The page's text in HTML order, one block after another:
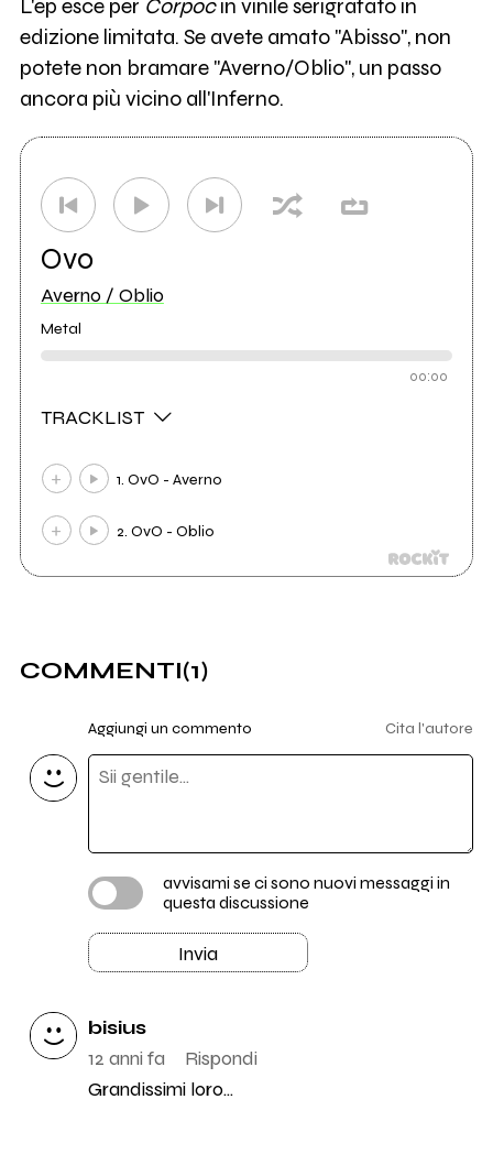
L'ep esce per Corpocin vinile serigrafato in
edizione limitata. Se avete amato "Abisso", non
potete non bramare "Averno/Oblio", un passo
ancora più vicino all'Inferno.
Ovo
Averno / Oblio
Metal
00:00
TRACKLIST
1. OvO - Averno
2. OvO - Oblio
COMMENTI(1)
Aggiungi un commento Cita l'autore
avvisami se ci sono nuovi messaggi in
questa discussione
Invia
bisius
12 anni fa
Rispondi
Grandissimi loro...